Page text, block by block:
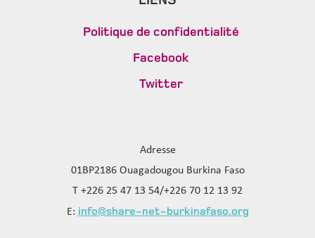
Politique de confidentialité
Facebook
Twitter
Adresse
01BP2186 Ouagadougou Burkina Faso
T +226 25 47 13 54/+226 70 12 13 92
E: info@share-net-burkinafaso.org